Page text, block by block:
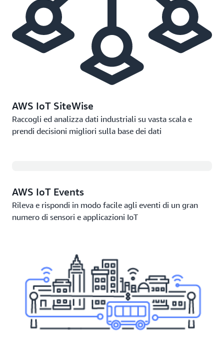
AWS IoT SiteWise
Raccogli ed analizza dati industriali su vasta scala e
prendi decisioni migliori sulla base dei dati
AWS IoT Events
Rileva e rispondi in modo facile agli eventi di un gran
numero di sensori e applicazioni IoT